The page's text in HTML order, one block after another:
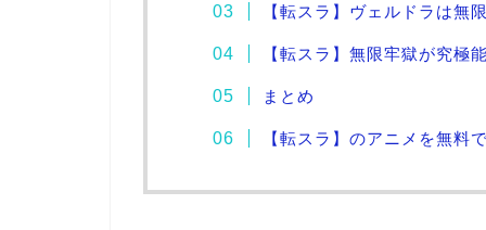
【転スラ】ヴェルドラは無
【転スラ】無限牢獄が究極
まとめ
【転スラ】のアニメを無料